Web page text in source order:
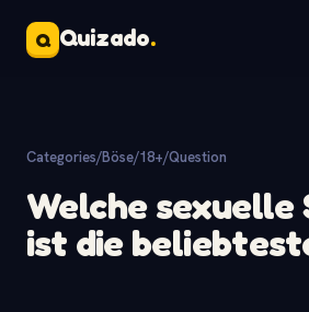
Q Quizado.
Categories/Böse/18+/Question
Welche
ist die